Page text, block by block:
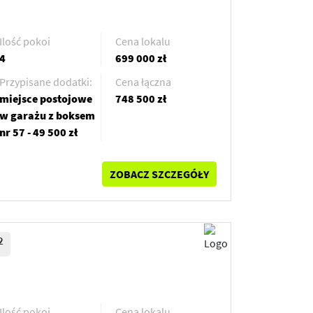
pokoi
Cena lokalu
699 000 zł
dodatki:
postojowe
garażu z boksem
57 - 49 500 zł
Cena łączna
748 500 zł
ZOBACZ SZCZEGÓŁY